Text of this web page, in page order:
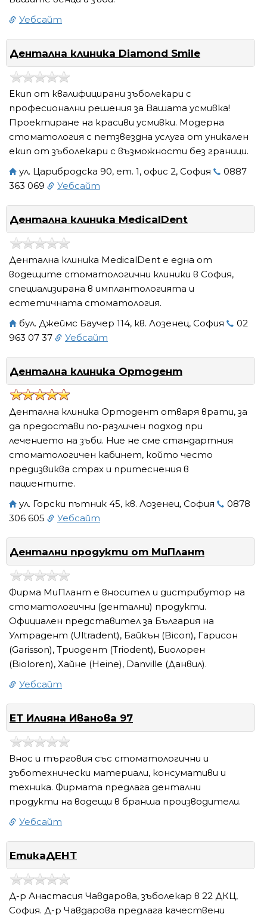
Уебсайт
Дентална клиника Diamond Smile
Екип от квалифицирани зъболекари с
професионални решения за Вашата усмивка!
Проектиране на красиви усмивки. Модерна
стоматология с петзвездна услуга от уникален
екип от зъболекари с възможности без граници.
ул. Царибродска 90, ет. 1, офис 2, София
0887
363 069
Уебсайт
Дентална клиника MedicalDent
Дентална клиника MedicalDent е една от
водещите стоматологични клиники в София,
специализирана в имплантологията и
естетичната стоматология.
бул. Джеймс Баучер 114, кв. Лозенец, София
02
963 07 37
Уебсайт
Дентална клиника Ортодент
Дентална клиника Ортодент отваря врати, за
да предостави по-различен подход при
лечението на зъби. Ние не сме стандартния
стоматологичен кабинет, който често
предизвиква страх и притеснения в
пациентите.
ул. Горски пътник 45, кв. Лозенец, София
0878
306 605
Уебсайт
Дентални продукти от МиПлант
Фирма МиПлант е вносител и дистрибутор на
стоматологични (дентални) продукти.
Официален представител за България на
Ултрадент (Ultradent), Байкън (Bicon), Гарисон
(Garisson), Триодент (Triodent), Биолорен
(Bioloren), Хайне (Heine), Danville (Данвил).
Уебсайт
ЕТ Илияна Иванова 97
Внос и търговия със стоматологични и
зъботехнически материали, консумативи и
техника. Фирмата предлага дентални
продукти на водещи в бранша производители.
Уебсайт
ЕтикаДЕНТ
Д-р Анастасия Чавдарова, зъболекар в 22 ДКЦ,
София. Д-р Чавдарова предлага качествени